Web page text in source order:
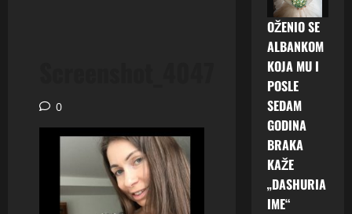
0
OŽENIO SE
ALBANKOM
KOJA MU I
POSLE
SEDAM
GODINA
BRAKA
KAŽE
„DASHURIA
IME“